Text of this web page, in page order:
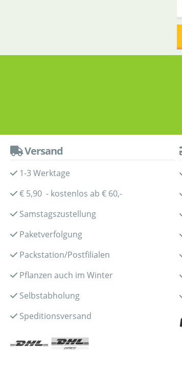
Versand
1-3 Werktage
€ 5,90 - kostenlos ab € 60,-
Samstagszustellung
Paketverfolgung
Packstation/Postfilialen
Pflanzen auch im Winter
Selbstabholung
Speditionsversand